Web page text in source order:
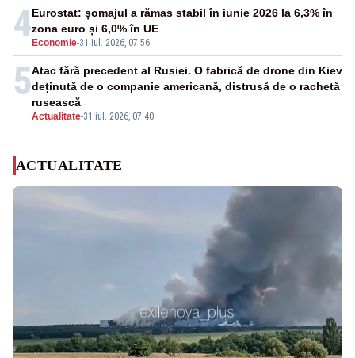
4 Economie-31 iul. 2026, 07:56
Eurostat: șomajul a rămas stabil în iunie 2026 la 6,3% în
zona euro și 6,0% în UE
5
Actualitate-31 iul. 2026, 07:40
Atac fără precedent al Rusiei. O fabrică de drone din Kiev
deținută de o companie americană, distrusă de o rachetă
rusească
ACTUALITATE